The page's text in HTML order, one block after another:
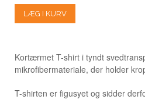
LÆG I KURV
Kortærmet T-shirt i tyndt
mikrofibermateriale, der holder
T-shirten er figusyet og sidder